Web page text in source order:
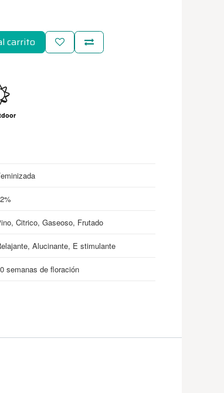
carrito
Citrico, Gaseoso, Frutado
Alucinante, E stimulante
semanas de floración